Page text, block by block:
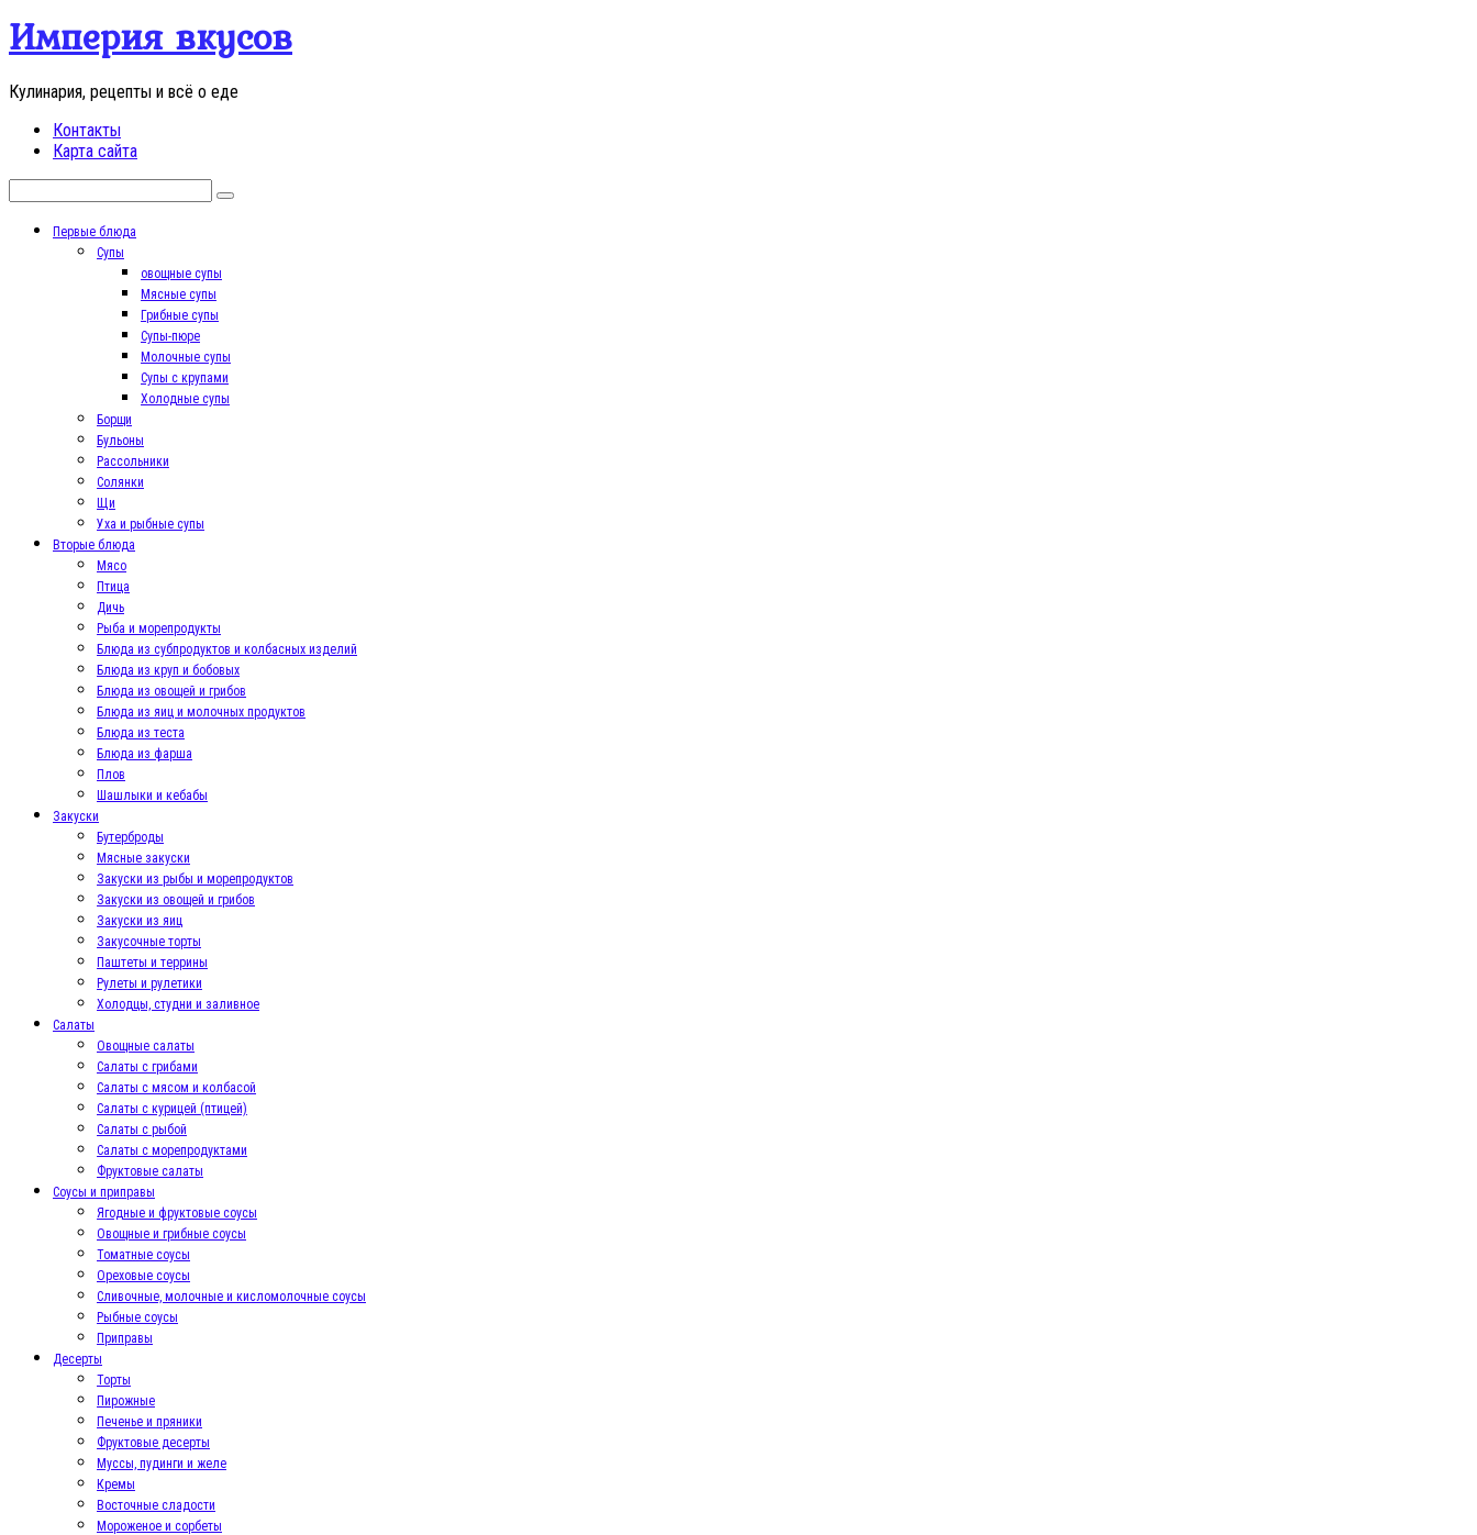
Перейти
контенту
Империя вкусов
Кулинария, рецепты и всё о еде
Контакты
Карта сайта
Первые блюда
Супы
овощные супы
Мясные супы
Грибные супы
Супы-пюре
Молочные супы
Супы с крупами
Холодные супы
Борщи
Бульоны
Рассольники
Солянки
Щи
Уха и рыбные супы
Вторые блюда
Мясо
Птица
Дичь
Рыба и морепродукты
Блюда из субпродуктов и колбасных изделий
Блюда из круп и бобовых
Блюда из овощей и грибов
Блюда из яиц и молочных продуктов
Блюда из теста
Блюда из фарша
Плов
Шашлыки и кебабы
Закуски
Бутерброды
Мясные закуски
Закуски из рыбы и морепродуктов
Закуски из овощей и грибов
Закуски из яиц
Закусочные торты
Паштеты и террины
Рулеты и рулетики
Холодцы, студни и заливное
Салаты
Овощные салаты
Салаты с грибами
Салаты с мясом и колбасой
Салаты с курицей (птицей)
Салаты с рыбой
Салаты с морепродуктами
Фруктовые салаты
Соусы и приправы
Ягодные и фруктовые соусы
Овощные и грибные соусы
Томатные соусы
Ореховые соусы
Сливочные, молочные и кисломолочные соусы
Рыбные соусы
Приправы
Десерты
Торты
Пирожные
Печенье и пряники
Фруктовые десерты
Муссы, пудинги и желе
Кремы
Восточные сладости
Мороженое и сорбеты